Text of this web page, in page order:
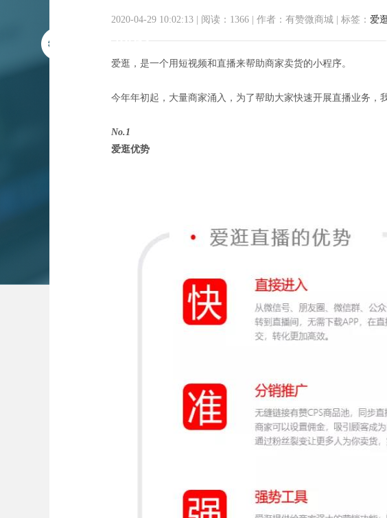
2020-04-29 10:02:13 阅读：1366 作者：有赞微商城 标签： 爱
爱逛，是一个用短视频和直播来帮助商家卖货的小程序。
今年年初起，大量商家涌入，为了帮助大家快速开展直播业务，
No.1
爱逛优势